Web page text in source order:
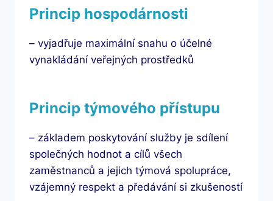
Princip hospodárnosti
– vyjadřuje maximální snahu o účelné
vynakládání veřejných prostředků
Princip týmového přístupu
– základem poskytování služby je sdílení
společných hodnot a cílů všech
zaměstnanců a jejich týmová spolupráce,
vzájemný respekt a předávání si zkušeností